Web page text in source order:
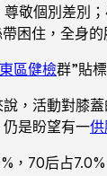
敬個別差別
住，全身
區健檢群”貼
，活動對
是盼望有一
70后占